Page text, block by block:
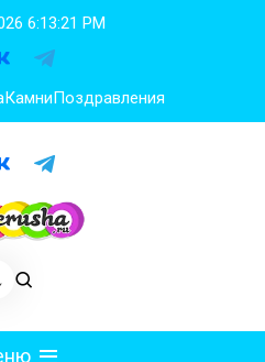
6:13:22 PM
КамниПоздравления